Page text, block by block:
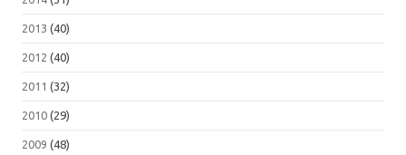
2013 (40)
2012 (40)
2011 (32)
2010 (29)
2009 (48)